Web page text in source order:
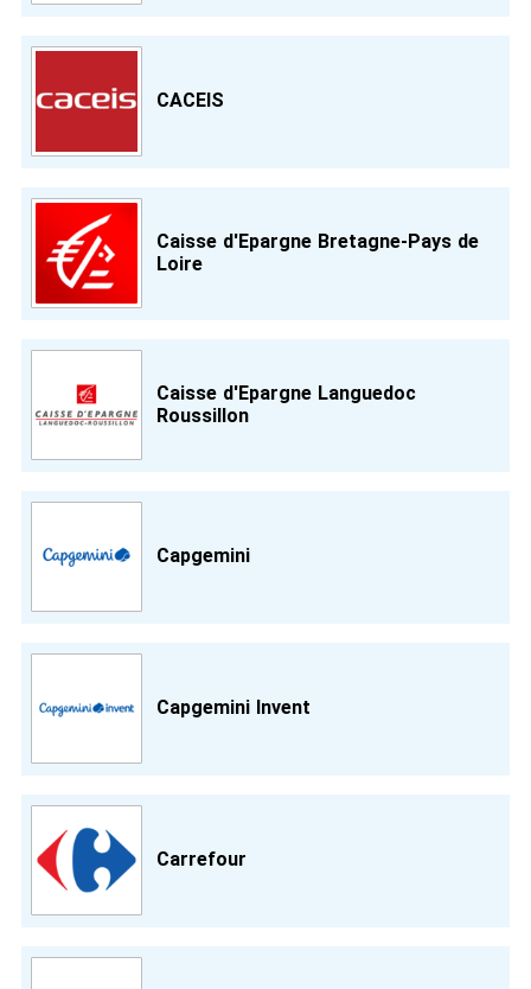
CACEIS
Caisse d'Epargne Bretagne-Pays de
Loire
Caisse d'Epargne Languedoc
Roussillon
Capgemini
Capgemini Invent
Carrefour